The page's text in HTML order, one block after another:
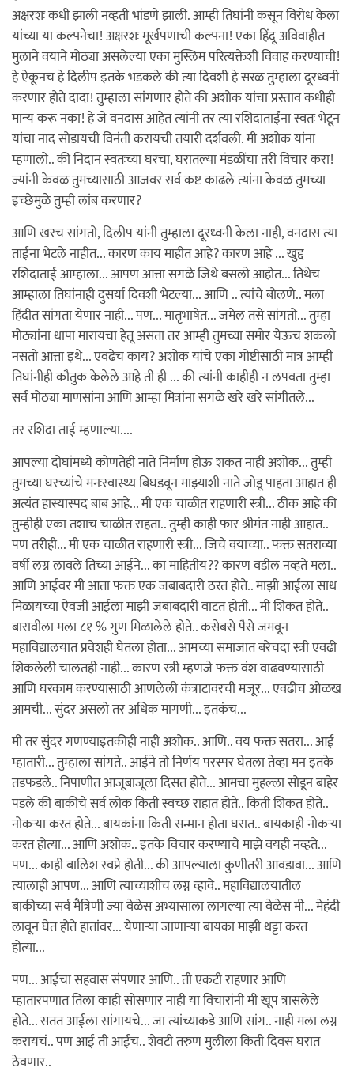
अक्षरशः कधी झाली नव्हती भांडणे झाली. आम्ही तिघांनी कसून विरोध केला
यांच्या या कल्पनेचा! अक्षरशः मूर्खपणाची कल्पना! एका हिंदू अविवाहीत
मुलाने वयाने मोठ्या असलेल्या एका मुस्लिम परित्यक्तेशी विवाह करण्याची!
हे ऐकूनच हे दिलीप इतके भडकले की त्या दिवशी हे सरळ तुम्हाला दूरध्वनी
करणार होते दादा! तुम्हाला सांगणार होते की अशोक यांचा प्रस्ताव कधीही
मान्य करू नका! हे जे वनदास आहेत त्यांनी तर त्या रशिदाताईंना स्वतः भेटून
यांचा नाद सोडायची विनंती करायची तयारी दर्शवली. मी अशोक यांना
म्हणालो.. की निदान स्वतःच्या घरचा, घरातल्या मंडळींचा तरी विचार करा!
ज्यांनी केवळ तुमच्यासाठी आजवर सर्व कष्ट काढले त्यांना केवळ तुमच्या
इच्छेमुळे तुम्ही लांब करणार?
आणि खरच सांगतो, दिलीप यांनी तुम्हाला दूरध्वनी केला नाही, वनदास त्या
ताईंना भेटले नाहीत... कारण काय माहीत आहे? कारण आहे ... खुद्द
रशिदाताई आम्हाला... आपण आत्ता सगळे जिथे बसलो आहोत... तिथेच
आम्हाला तिघांनाही दुसर्या दिवशी भेटल्या... आणि .. त्यांचे बोलणे.. मला
हिंदीत सांगता येणार नाही... पण... मातृभाषेत... जमेल तसे सांगतो... तुम्हा
मोठ्यांना थापा मारायचा हेतू असता तर आम्ही तुमच्या समोर येऊच शकलो
नसतो आत्ता इथे... एवढेच काय? अशोक यांचे एका गोष्टीसाठी मात्र आम्ही
तिघांनीही कौतुक केलेले आहे ती ही ... की त्यांनी काहीही न लपवता तुम्हा
सर्व मोठ्या माणसांना आणि आम्हा मित्रांना सगळे खरे खरे सांगीतले...
तर रशिदा ताई म्हणाल्या....
आपल्या दोघांमध्ये कोणतेही नाते निर्माण होऊ शकत नाही अशोक... तुम्ही
तुमच्या घरच्यांचे मनःस्वास्थ्य बिघडवून माझ्याशी नाते जोडू पाहता आहात ही
अत्यंत हास्यास्पद बाब आहे... मी एक चाळीत राहणारी स्त्री... ठीक आहे की
तुम्हीही एका तशाच चाळीत राहता.. तुम्ही काही फार श्रीमंत नाही आहात..
पण तरीही... मी एक चाळीत राहणारी स्त्री... जिचे वयाच्या.. फक्त सतराव्या
वर्षी लग्न लावले तिच्या आईने... का माहितीय?? कारण वडील नव्हते मला..
आणि आईवर मी आता फक्त एक जबाबदारी ठरत होते.. माझी आईला साथ
मिळायच्या ऐवजी आईला माझी जबाबदारी वाटत होती... मी शिकत होते..
बारावीला मला ८१ % गुण मिळालेले होते.. कसेबसे पैसे जमवून
महाविद्यालयात प्रवेशही घेतला होता... आमच्या समाजात बरेचदा स्त्री एवढी
शिकलेली चालतही नाही... कारण स्त्री म्हणजे फक्त वंश वाढवण्यासाठी
आणि घरकाम करण्यासाठी आणलेली कंत्राटावरची मजूर... एवढीच ओळख
आमची... सुंदर असलो तर अधिक मागणी... इतकंच...
मी तर सुंदर गणण्याइतकीही नाही अशोक.. आणि.. वय फक्त सतरा... आई
म्हातारी... तुम्हाला सांगते.. आईने तो निर्णय परस्पर घेतला तेव्हा मन इतके
तडफडले.. निपाणीत आजूबाजूला दिसत होते... आमचा मुहल्ला सोडून बाहेर
पडले की बाकीचे सर्व लोक किती स्वच्छ राहात होते.. किती शिकत होते..
नोकर्‍या करत होते... बायकांना किती सन्मान होता घरात.. बायकाही नोकर्‍या
करत होत्या... आणि अशोक.. इतके विचार करण्याचे माझे वयही नव्हते...
पण... काही बालिश स्वप्ने होती... की आपल्याला कुणीतरी आवडावा... आणि
त्यालाही आपण... आणि त्याच्याशीच लग्न व्हावे.. महाविद्यालयातील
बाकीच्या सर्व मैत्रिणी ज्या वेळेस अभ्यासाला लागल्या त्या वेळेस मी... मेहंदी
लावून घेत होते हातांवर... येणार्‍या जाणार्‍या बायका माझी थट्टा करत
होत्या...
पण... आईचा सहवास संपणार आणि.. ती एकटी राहणार आणि
म्हातारपणात तिला काही सोसणार नाही या विचारांनी मी खूप त्रासलेले
होते... सतत आईला सांगायचे... जा त्यांच्याकडे आणि सांग.. नाही मला लग्न
करायचं.. पण आई ती आईच.. शेवटी तरुण मुलीला किती दिवस घरात
ठेवणार..